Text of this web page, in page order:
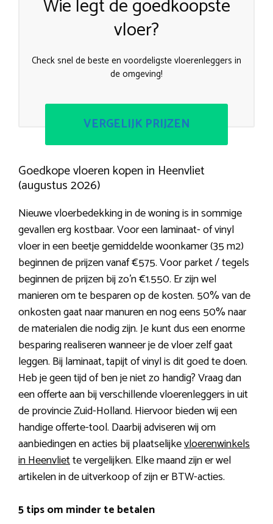
Wie legt de goedkoopste
vloer?
Check snel de beste en voordeligste vloerenleggers in
de omgeving!
VERGELIJK PRIJZEN
Goedkope vloeren kopen in Heenvliet
(augustus 2026)
Nieuwe vloerbedekking in de woning is in sommige
gevallen erg kostbaar. Voor een laminaat- of vinyl
vloer in een beetje gemiddelde woonkamer (35 m2)
beginnen de prijzen vanaf €575. Voor parket / tegels
beginnen de prijzen bij zo’n €1.550. Er zijn wel
manieren om te besparen op de kosten. 50% van de
onkosten gaat naar manuren en nog eens 50% naar
de materialen die nodig zijn. Je kunt dus een enorme
besparing realiseren wanneer je de vloer zelf gaat
leggen. Bij laminaat, tapijt of vinyl is dit goed te doen.
Heb je geen tijd of ben je niet zo handig? Vraag dan
een offerte aan bij verschillende vloerenleggers in uit
de provincie Zuid-Holland. Hiervoor bieden wij een
handige offerte-tool. Daarbij adviseren wij om
aanbiedingen en acties bij plaatselijkevloerenwinkels
in Heenvliette vergelijken. Elke maand zijn er wel
artikelen in de uitverkoop of zijn er BTW-acties.
5 tips om minder te betalen